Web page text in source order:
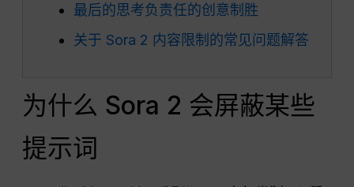
最后的思考负责任的创意制胜
关于 Sora 2 内容限制的常见问题解答
为什么 Sora 2 会屏蔽某些
提示词